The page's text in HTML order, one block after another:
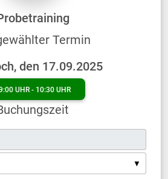
Termin
den 17.09.2025
UHR - 10:30 UHR